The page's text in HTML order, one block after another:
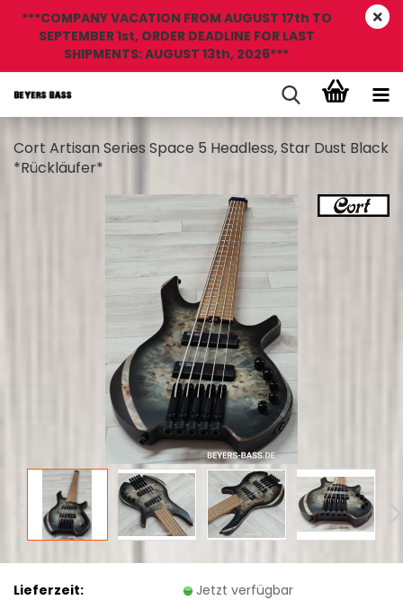
***COMPANY VACATION FROM AUGUST 17th TO
SEPTEMBER 1st, ORDER DEADLINE FOR LAST
SHIPMENTS: AUGUST 13th, 2026***
Cort Artisan Series Space 5 Headless, Star Dust Black
*Rückläufer*
Lieferzeit: Jetzt verfügbar